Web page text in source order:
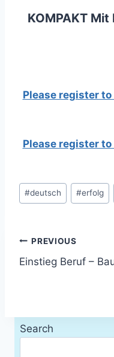
KOMPAKT
Please register
Please register
Post
Tags:
#deutsch #erfolg
Post
navigation
PREVIOUS
Einstieg Beruf –
Search